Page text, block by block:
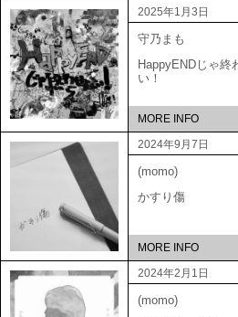
2025年1月3日
守乃まも
HappyENDじゃ終
い！
MORE INFO
2024年9月7日
(momo)
かすり傷
MORE INFO
2024年2月1日
(momo)